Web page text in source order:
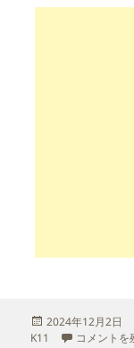
投
稿
2024年12月2日
K11
fiio K11
コメントを